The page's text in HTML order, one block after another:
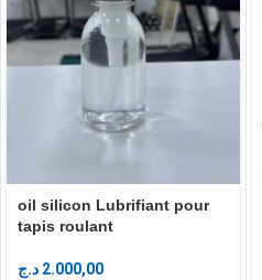
oil silicon Lubrifiant pour
tapis roulant
2.000,00 د.ج